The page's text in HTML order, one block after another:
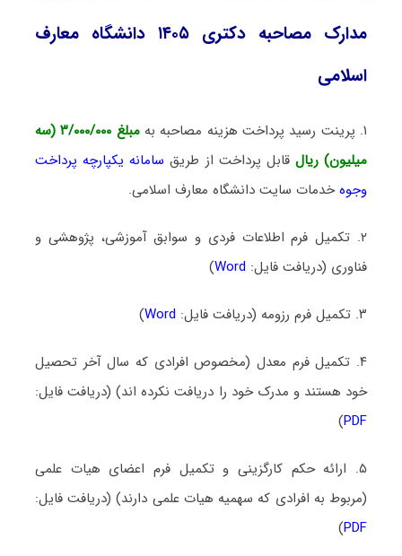
مدارک مصاحبه دکتری ۱۴۰۵ دانشگاه معارف
اسلامی
۱. پرینت رسید پرداخت هزینه مصاحبه به
مبلغ ۳/۰۰۰/۰۰۰ (سه
میلیون) ریال قابل پرداخت از طریق سامانه یکپارچه پرداخت
وجوهخدمات سایت دانشگاه معارف اسلامی.
۲. تکمیل فرم اطلاعات فردی و سوابق آموزشی، پژوهشی و
فناوری (دریافت فایل: Word
)
۳. تکمیل فرم رزومه (دریافت فایل: Word
)
۴. تکمیل فرم معدل (مخصوص افرادی که سال آخر تحصیل
خود هستند و مدرک خود را دریافت نکرده اند) (دریافت فایل:
PDF
)
۵. ارائه حکم کارگزینی و تکمیل فرم اعضای هیات علمی
(مربوط به افرادی که سهمیه هیات علمی دارند) (دریافت فایل:
PDF
)